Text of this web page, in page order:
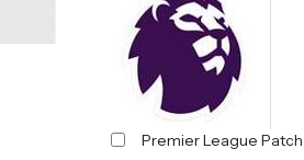
Premier League Patch